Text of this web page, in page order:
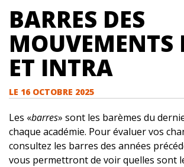
BARRES DES
MOUVEMENTS
ET INTRA
LE 16 OCTOBRE 2025
Les «barres» sont les barèmes du
chaque académie. Pour évaluer vos
consultez les barres des années
vous permettront de voir quelles sont